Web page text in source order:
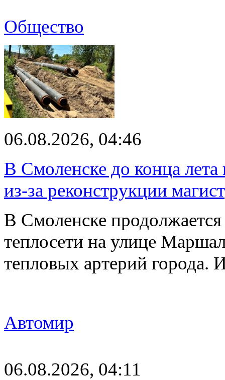
Общество
06.08.2026, 04:46
В Смоленске до конца
из-за реконструкции
В Смоленске
теплосети на улице
тепловых артерий
Автомир
06.08.2026, 04:11